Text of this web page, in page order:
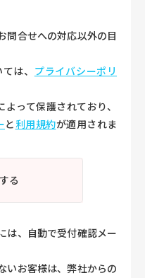
問合せへの対応以外の目
は、 プライバシーポリ
って保護されており、
と 利用規約が適用されま
る
は、自動で受付確認メー
いお客様は、弊社からの